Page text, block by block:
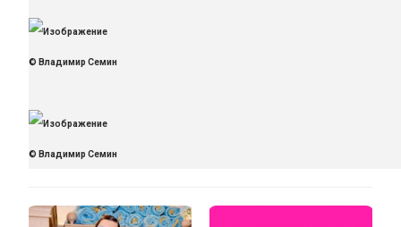
© Владимир Семин
© Владимир Семин